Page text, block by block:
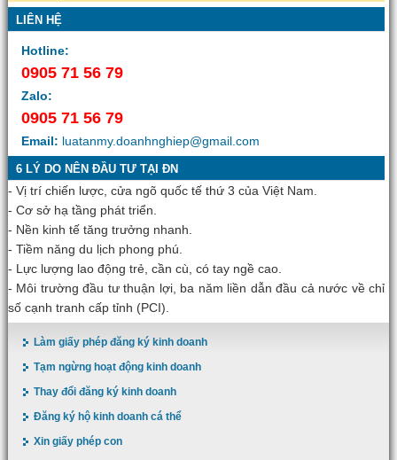
LIÊN HỆ
Hotline:
0905 71 56 79
Zalo:
0905 71 56 79
Email: luatanmy.doanhnghiep@gmail.com
6 LÝ DO NÊN ĐẦU TƯ TẠI ĐN
- Vị trí chiến lược, cửa ngõ quốc tế thứ 3 của Việt Nam.
- Cơ sở hạ tầng phát triển.
- Nền kinh tế tăng trưởng nhanh.
- Tiềm năng du lịch phong phú.
- Lực lượng lao động trẻ, cần cù, có tay ngề cao.
- Môi trường đầu tư thuận lợi, ba năm liền dẫn đầu cả nước về chỉ
số cạnh tranh cấp tỉnh (PCI).
Làm giấy phép đăng ký kinh doanh
Tạm ngừng hoạt động kinh doanh
Thay đổi đăng ký kinh doanh
Đăng ký hộ kinh doanh cá thể
Xin giấy phép con